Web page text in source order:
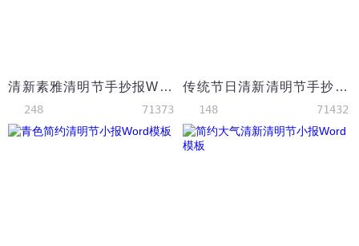
清新素雅清明节手抄报Word模板
248 71373
传统节日清新清明节手抄报Word模板
148 71432